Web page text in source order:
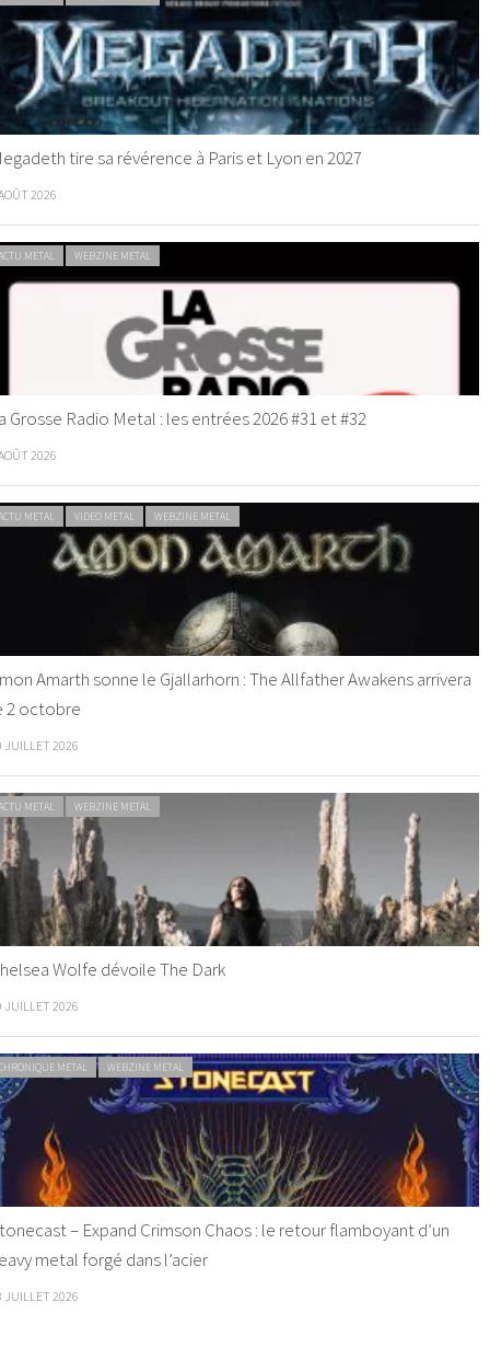
tire sa révérence à Paris et Lyon en 2027
2026
METAL WEBZINE METAL
Grosse Radio Metal : les entrées 2026 #31 et #32
2026
METAL VIDEO METAL WEBZINE METAL
Amarth sonne le Gjallarhorn : The Allfather Awakens arrivera
2 octobre
JUILLET 2026
METAL WEBZINE METAL
Wolfe dévoile The Dark
JUILLET 2026
METAL WEBZINE METAL
– Expand Crimson Chaos : le retour flamboyant d’un
metal forgé dans l’acier
JUILLET 2026